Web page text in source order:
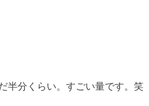
半分くらい。すごい量です。笑